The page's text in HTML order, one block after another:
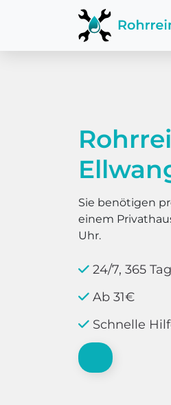
Sie benötigen
einem
Uhr.
24/7, 365
Ab 31€
Schnelle